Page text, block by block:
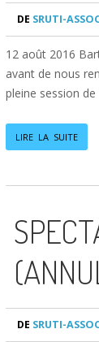
DE SRUTI-
12 août 2016
avant de nous
pleine session
LIRE LA SUITE
DE SRUTI-